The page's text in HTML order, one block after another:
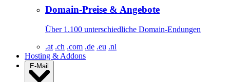
Domain-Preise & Angebote
Über 1.100 unterschiedliche Domain-Endungen
.at .ch .com .de .eu .nl
Hosting & Addons
E-Mail